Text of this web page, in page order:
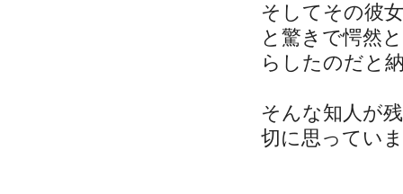
そしてその彼
と驚きで愕然
らしたのだと
そんな知人が
切に思ってい